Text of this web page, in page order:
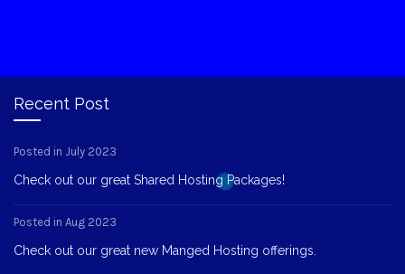
Recent Post
Posted in July 2023
Check out our great Shared Hosting Packages!
Posted in Aug 2023
Check out our great new Manged Hosting offerings.